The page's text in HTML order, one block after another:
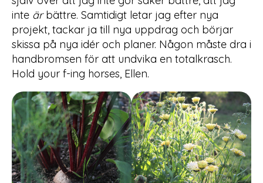
inte ärbättre. Samtidigt letar jag efter nya
projekt, tackar ja till nya uppdrag och börjar
skissa på nya idér och planer. Någon måste dra i
handbromsen för att undvika en totalkrasch.
Hold your f-ing horses, Ellen.